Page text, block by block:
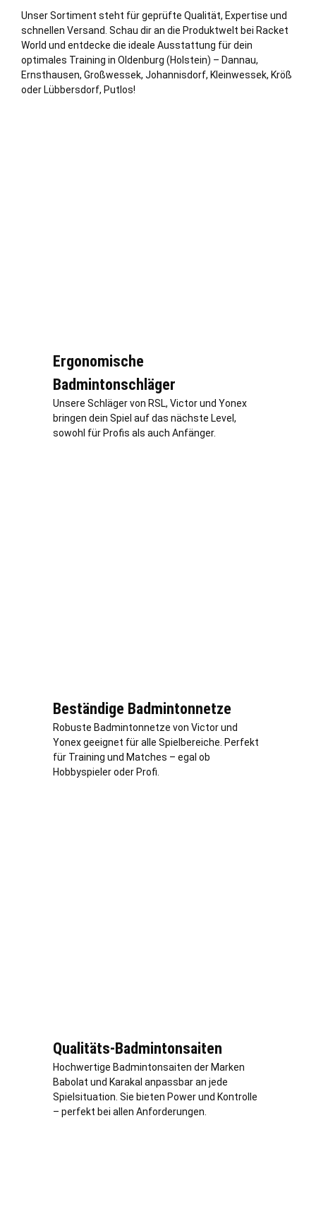
Unser Sortiment steht für geprüfte Qualität, Expertise und
schnellen Versand. Schau dir an die Produktwelt bei Racket
World und entdecke die ideale Ausstattung für dein
optimales Training in Oldenburg (Holstein) – Dannau,
Ernsthausen, Großwessek, Johannisdorf, Kleinwessek, Kröß
oder Lübbersdorf, Putlos!
Ergonomische
Badmintonschläger
Unsere Schläger von RSL, Victor und Yonex
bringen dein Spiel auf das nächste Level,
sowohl für Profis als auch Anfänger.
Beständige Badmintonnetze
Robuste Badmintonnetze von Victor und
Yonex geeignet für alle Spielbereiche. Perfekt
für Training und Matches – egal ob
Hobbyspieler oder Profi.
Qualitäts-Badmintonsaiten
Hochwertige Badmintonsaiten der Marken
Babolat und Karakal anpassbar an jede
Spielsituation. Sie bieten Power und Kontrolle
– perfekt bei allen Anforderungen.